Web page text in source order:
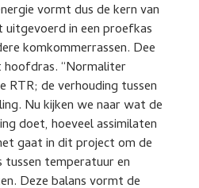
vormt dus de kern van
in een proefkas
komkommerrassen. Dee
“Normaliter
RTR; de verhouding tussen
Nu kijken we naar wat de
doet, hoeveel assimilaten
gaat in dit project om de
tussen temperatuur en
Deze balans vormt de